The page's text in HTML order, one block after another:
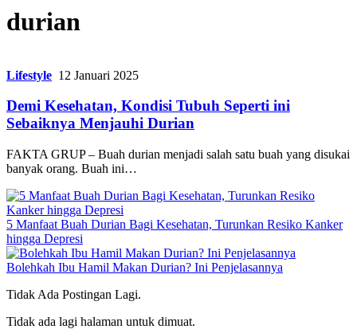
durian
Lifestyle 12 Januari 2025
Demi Kesehatan, Kondisi Tubuh Seperti ini
Sebaiknya Menjauhi Durian
FAKTA GRUP – Buah durian menjadi salah satu buah yang disukai
banyak orang. Buah ini…
5 Manfaat Buah Durian Bagi Kesehatan, Turunkan Resiko Kanker
hingga Depresi
Bolehkah Ibu Hamil Makan Durian? Ini Penjelasannya
Tidak Ada Postingan Lagi.
Tidak ada lagi halaman untuk dimuat.